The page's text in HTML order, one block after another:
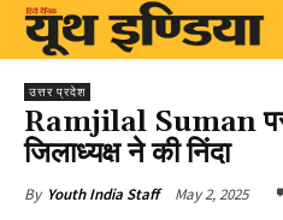
उत्तर प्रदेश
Ramjilal Suman पर
जिलाध्यक्ष ने की निंदा
By Youth India Staff May 2, 2025